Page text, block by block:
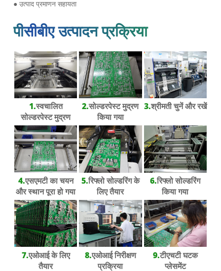
● उत्पाद प्रमाणन सहायता
पीसीबीए उत्पादन प्रक्रिया
1.स्वचालित
सोल्डरपेस्ट मुद्रण
2.सोल्डरपेस्ट मुद्रण
किया गया
3.श्रीमती चुनें और रखें
4.एसएमटी का चयन
और स्थान पूरा हो गया
5.रिफ्लो सोल्डरिंग के
लिए तैयार
6.रिफ्लो सोल्डरिंग
किया गया
7.एओआई के लिए
तैयार
8.एओआई निरीक्षण
प्रक्रिया
9.टीएचटी घटक
प्लेसमेंट